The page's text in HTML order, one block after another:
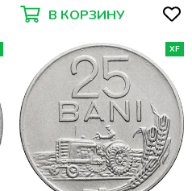
В КОРЗИНУ
XF